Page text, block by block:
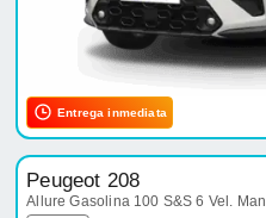
Entrega inmediata
Peugeot 208
Allure Gasolina 100 S&S 6 Vel. Man